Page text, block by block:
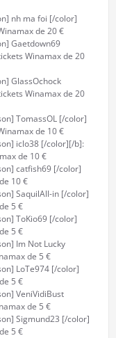
nh ma foi [/color]
de 20 €
Gaetdown69
Winamax de 20
GlassOchock
Winamax de 20
TomassOL [/color]
de 10 €
iclo38 [/color][/b]:
de 10 €
catfish69 [/color]
10 €
SaquilAll-in [/color]
5 €
ToKio69 [/color]
5 €
Im Not Lucky
de 5 €
LoTe974 [/color]
5 €
VeniVidiBust
de 5 €
Sigmund23 [/color]
5 €